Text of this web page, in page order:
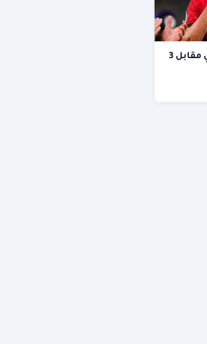
الدرعية يقترب من ضم ديمسيتي مقابل 3